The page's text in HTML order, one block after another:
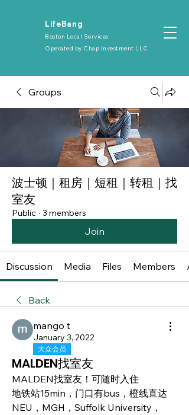
​LifeBang
Boston Local Services
Operated by Chap Investment LLC
Groups
波士顿｜租房｜短租｜转租｜找
室友
Public · 3 members
Join
Discussion Media Files Members
Back
mango t
January 3, 2022
大众会员
MALDEN找室友
MALDEN找室友！可随时入住
地铁站15min，门口有bus，橙线直达
NEU，MGH，Suffolk University，